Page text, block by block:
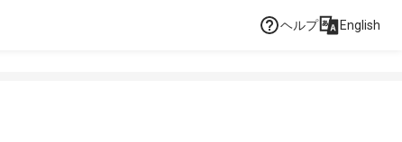
ヘルプ English